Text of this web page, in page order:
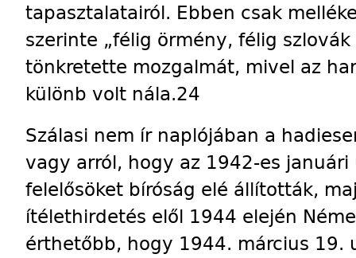
tapasztalatairól. Ebben csak
szerinte „félig örmény, félig
tönkretette mozgalmát, mivel az
különb volt nála.24
Szálasi nem ír naplójában a
vagy arról, hogy az 1942-es
felelősöket bíróság elé állították,
ítélethirdetés elől 1944 elején
érthetőbb, hogy 1944. március 19.